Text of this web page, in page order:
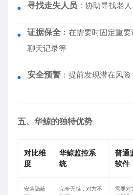
寻找走失人员 ：协助寻找老
证据保全 ：在需要时固定重
聊天记录等
安全预警 ：提前发现潜在风
五、华鲸的独特优势
对比维
度
华鲸监控系
统
普通
软件
安装隐蔽
完全无感，对方不
需要对